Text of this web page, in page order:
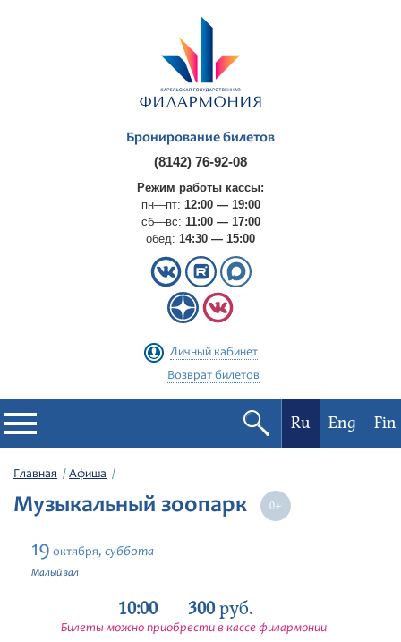
Бронирование билетов
(8142) 76-92-08
Режим работы кассы:
пн—пт: 12:00 — 19:00
сб—вс: 11:00 — 17:00
обед: 14:30 — 15:00
Личный кабинет
Возврат билетов
Филармония
Афиша
Фестивали
Ru Eng Fin
Главная Афиша
Музыкальный зоопарк
19 октября, суббота
Малый зал
10:00 300руб.
Билеты можно приобрести в кассе филармонии